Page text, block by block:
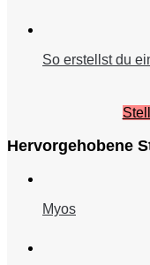
So erstellst du
Hervorgehobene
Myos